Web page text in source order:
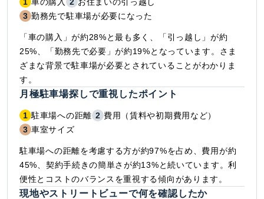
3 勤務先で駐車場が必要になった
「車の購入」が約28%と最も多く、「引っ越し」が約
25%、「勤務先で必要」が約19%となっています。さま
ざまな背景で駐車場が必要とされていることがわかりま
す。
月極駐車場探しで重視したポイント
1 駐車場への距離 2 費用（賃料や初期費用など）
3 車室サイズ
駐車場への距離を考慮する方が約97%を占め、費用が約
45%、契約手続きの簡単さが約13%と続いています。利
便性とコストのバランスを重視する傾向があります。
現地やストリートビューで何を確認したか